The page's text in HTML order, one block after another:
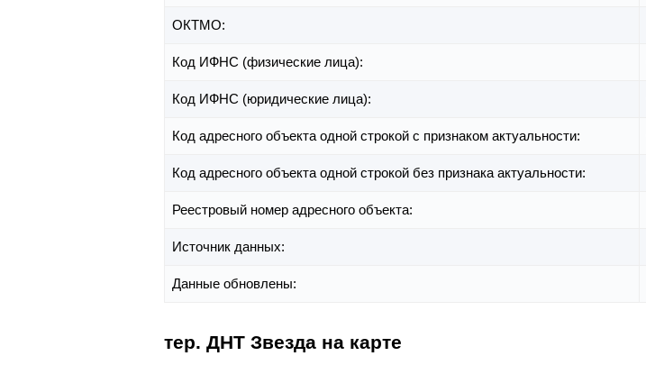
ОКТМО:
Код ИФНС (физические лица):
Код ИФНС (юридические лица):
Код адресного объекта одной строкой с признаком актуальности:
Код адресного объекта одной строкой без признака актуальности:
Реестровый номер адресного объекта:
Источник данных:
Данные обновлены:
тер. ДНТ Звезда на карте